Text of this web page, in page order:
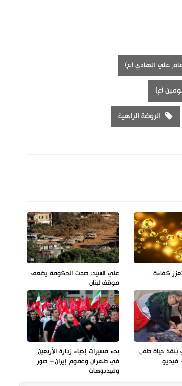
(ع)
الروضة الزاهية
تعزز كفاءة
علي السيد: صمت الحكومة يضعف
موقف لبنان
ينقذ حياة طفل
فيديو
بدء مسيرات إحياء زيارة الأربعين
في طهران وعموم إيران+ صور
وفيديوهات